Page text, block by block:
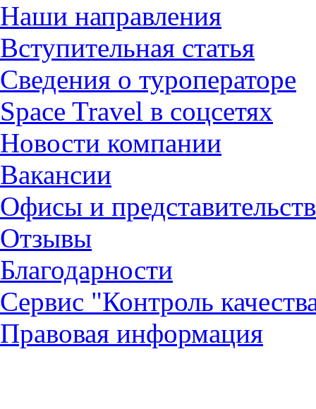
Наши направления
Вступительная статья
Сведения о туроператоре
Space Travel в соцсетях
Новости компании
Вакансии
Офисы и
Отзывы
Благодарности
Сервис "Контроль
Правовая информация